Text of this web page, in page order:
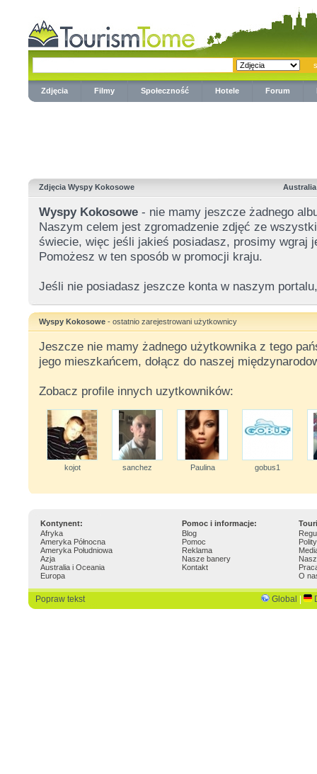
Zdjęcia Filmy Społeczność Hotele Forum
Zdjęcia Wyspy Kokosowe
Wyspy Kokosowe - nie mamy jeszcze żadnego
Naszym celem jest zgromadzenie zdjęć ze
świecie, więc jeśli jakieś posiadasz, prosimy wgraj
Pomożesz w ten sposób w promocji kraju.
Jeśli nie posiadasz jeszcze konta w naszym
Wyspy Kokosowe - ostatnio zarejestrowani użytkownicy
Jeszcze nie mamy żadnego użytkownika z tego
jego mieszkańcem, dołącz do naszej
Zobacz profile innych uzytkowników:
kojot sanchez Paulina gobus1
Kontynent: Pomoc i informacje:
Afryka
Ameryka Północna
Ameryka Południowa
Azja
Australia i Oceania
Europa
Blog
Pomoc
Reklama
Nasze banery
Kontakt
O
Popraw tekst Global